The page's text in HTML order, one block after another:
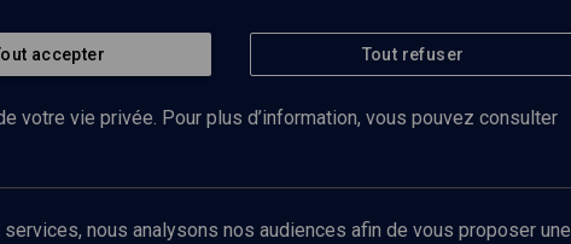
newsletter
accepter Tout refuser
votre vie privée. Pour plus d’information, vous pouvez consulter
nous analysons nos audiences afin de vous proposer une